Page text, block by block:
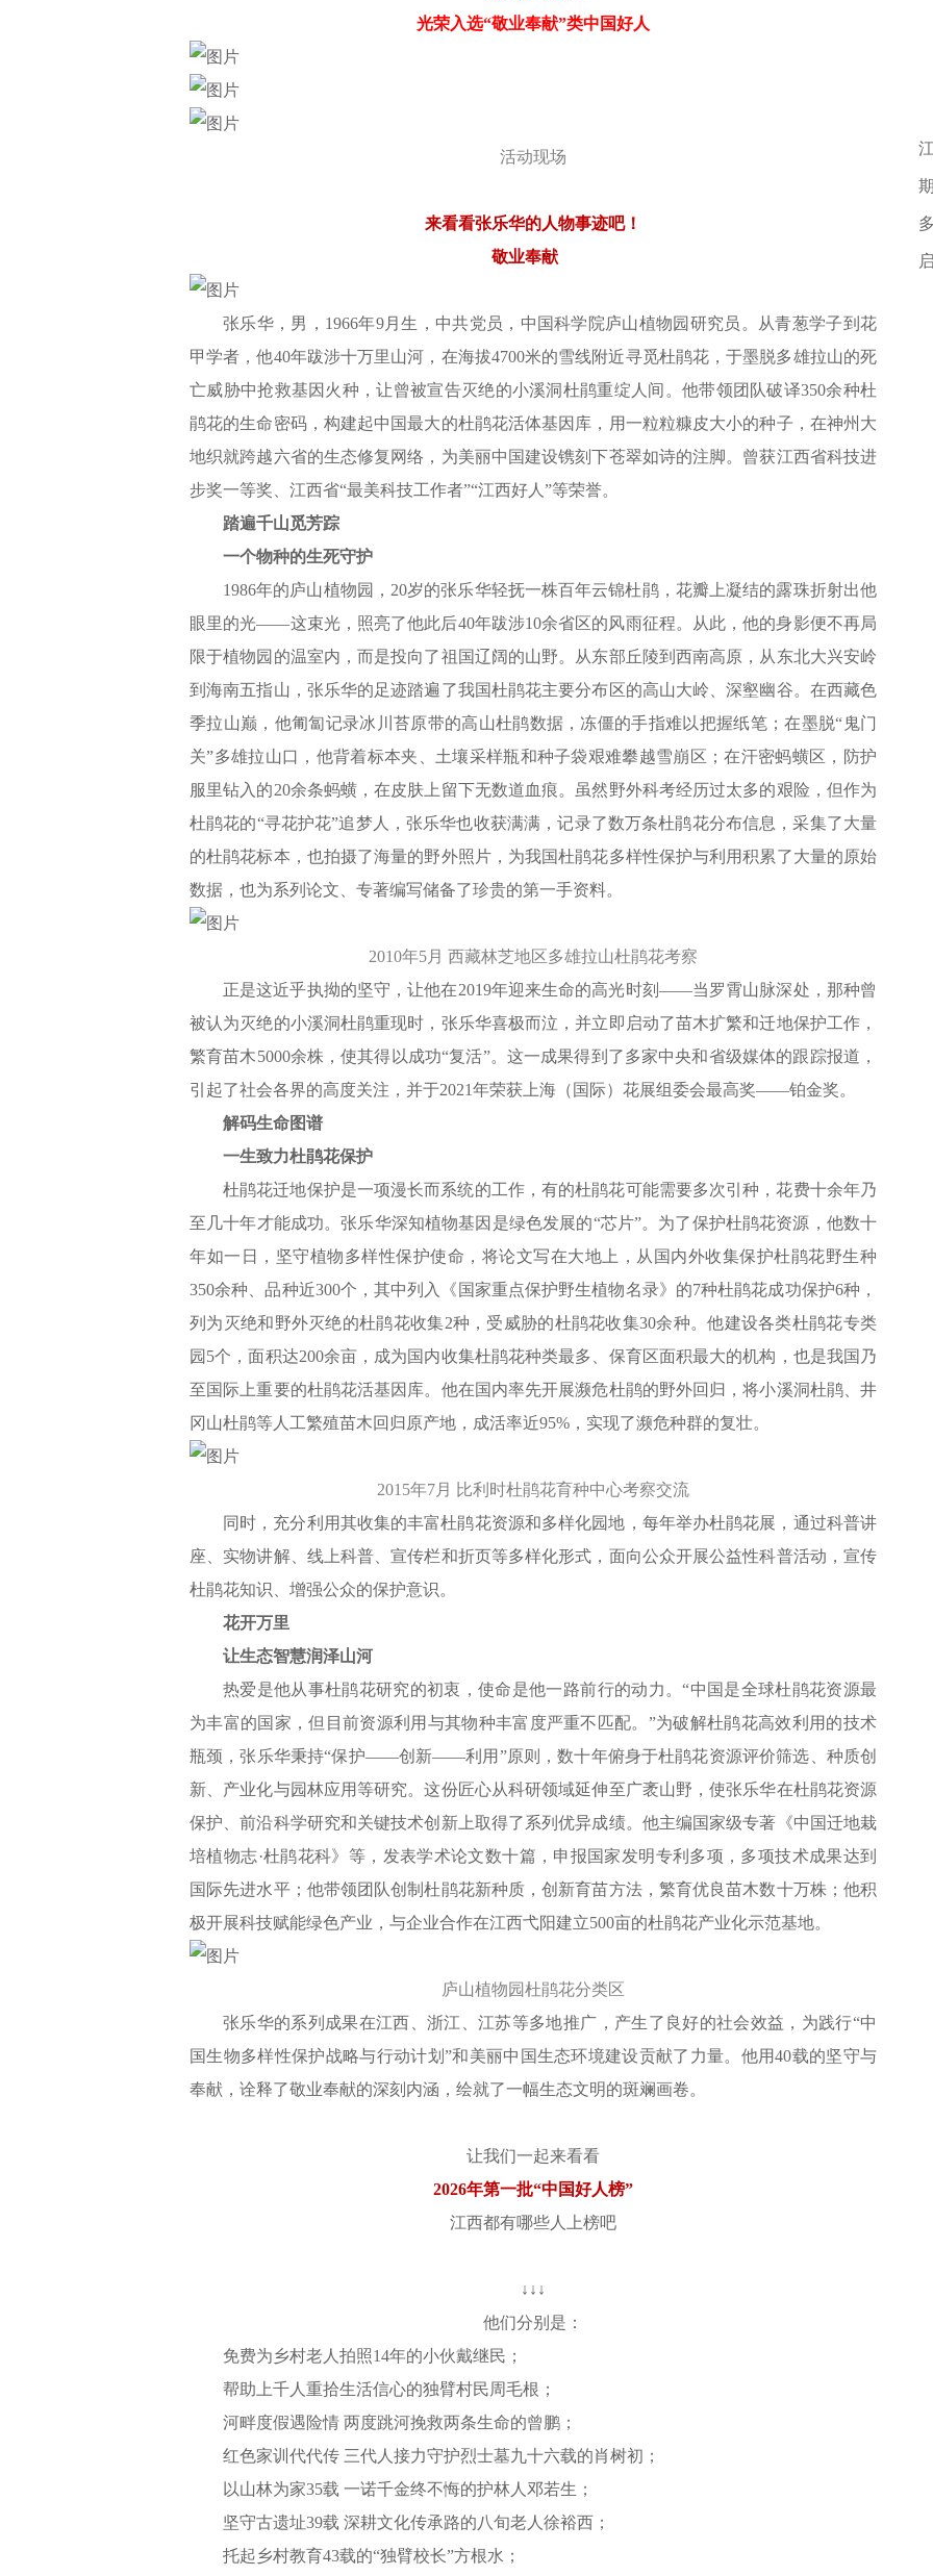
光荣入选“敬业奉献”类中国好人
活动现场
来看看张乐华的人物事迹吧！
敬业奉献
张乐华，男，1966年9月生，中共党员，中国科学院庐山植物园研究员。从青葱学子到花
甲学者，他40年跋涉十万里山河，在海拔4700米的雪线附近寻觅杜鹃花，于墨脱多雄拉山的死
亡威胁中抢救基因火种，让曾被宣告灭绝的小溪洞杜鹃重绽人间。他带领团队破译350余种杜
鹃花的生命密码，构建起中国最大的杜鹃花活体基因库，用一粒粒糠皮大小的种子，在神州大
地织就跨越六省的生态修复网络，为美丽中国建设镌刻下苍翠如诗的注脚。曾获江西省科技进
步奖一等奖、江西省“最美科技工作者”“江西好人”等荣誉。
踏遍千山觅芳踪
一个物种的生死守护
1986年的庐山植物园，20岁的张乐华轻抚一株百年云锦杜鹃，花瓣上凝结的露珠折射出他
眼里的光——这束光，照亮了他此后40年跋涉10余省区的风雨征程。从此，他的身影便不再局
限于植物园的温室内，而是投向了祖国辽阔的山野。从东部丘陵到西南高原，从东北大兴安岭
到海南五指山，张乐华的足迹踏遍了我国杜鹃花主要分布区的高山大岭、深壑幽谷。在西藏色
季拉山巅，他匍匐记录冰川苔原带的高山杜鹃数据，冻僵的手指难以把握纸笔；在墨脱“鬼门
关”多雄拉山口，他背着标本夹、土壤采样瓶和种子袋艰难攀越雪崩区；在汗密蚂蟥区，防护
服里钻入的20余条蚂蟥，在皮肤上留下无数道血痕。虽然野外科考经历过太多的艰险，但作为
杜鹃花的“寻花护花”追梦人，张乐华也收获满满，记录了数万条杜鹃花分布信息，采集了大量
的杜鹃花标本，也拍摄了海量的野外照片，为我国杜鹃花多样性保护与利用积累了大量的原始
数据，也为系列论文、专著编写储备了珍贵的第一手资料。
2010年5月 西藏林芝地区多雄拉山杜鹃花考察
正是这近乎执拗的坚守，让他在2019年迎来生命的高光时刻——当罗霄山脉深处，那种曾
被认为灭绝的小溪洞杜鹃重现时，张乐华喜极而泣，并立即启动了苗木扩繁和迁地保护工作，
繁育苗木5000余株，使其得以成功“复活”。这一成果得到了多家中央和省级媒体的跟踪报道，
引起了社会各界的高度关注，并于2021年荣获上海（国际）花展组委会最高奖——铂金奖。
解码生命图谱
一生致力杜鹃花保护
杜鹃花迁地保护是一项漫长而系统的工作，有的杜鹃花可能需要多次引种，花费十余年乃
至几十年才能成功。张乐华深知植物基因是绿色发展的“芯片”。为了保护杜鹃花资源，他数十
年如一日，坚守植物多样性保护使命，将论文写在大地上，从国内外收集保护杜鹃花野生种
350余种、品种近300个，其中列入《国家重点保护野生植物名录》的7种杜鹃花成功保护6种，
列为灭绝和野外灭绝的杜鹃花收集2种，受威胁的杜鹃花收集30余种。他建设各类杜鹃花专类
园5个，面积达200余亩，成为国内收集杜鹃花种类最多、保育区面积最大的机构，也是我国乃
至国际上重要的杜鹃花活基因库。他在国内率先开展濒危杜鹃的野外回归，将小溪洞杜鹃、井
冈山杜鹃等人工繁殖苗木回归原产地，成活率近95%，实现了濒危种群的复壮。
2015年7月 比利时杜鹃花育种中心考察交流
同时，充分利用其收集的丰富杜鹃花资源和多样化园地，每年举办杜鹃花展，通过科普讲
座、实物讲解、线上科普、宣传栏和折页等多样化形式，面向公众开展公益性科普活动，宣传
杜鹃花知识、增强公众的保护意识。
花开万里
让生态智慧润泽山河
热爱是他从事杜鹃花研究的初衷，使命是他一路前行的动力。“中国是全球杜鹃花资源最
为丰富的国家，但目前资源利用与其物种丰富度严重不匹配。”为破解杜鹃花高效利用的技术
瓶颈，张乐华秉持“保护——创新——利用”原则，数十年俯身于杜鹃花资源评价筛选、种质创
新、产业化与园林应用等研究。这份匠心从科研领域延伸至广袤山野，使张乐华在杜鹃花资源
保护、前沿科学研究和关键技术创新上取得了系列优异成绩。他主编国家级专著《中国迁地栽
培植物志·杜鹃花科》等，发表学术论文数十篇，申报国家发明专利多项，多项技术成果达到
国际先进水平；他带领团队创制杜鹃花新种质，创新育苗方法，繁育优良苗木数十万株；他积
极开展科技赋能绿色产业，与企业合作在江西弋阳建立500亩的杜鹃花产业化示范基地。
庐山植物园杜鹃花分类区
张乐华的系列成果在江西、浙江、江苏等多地推广，产生了良好的社会效益，为践行“中
国生物多样性保护战略与行动计划”和美丽中国生态环境建设贡献了力量。他用40载的坚守与
奉献，诠释了敬业奉献的深刻内涵，绘就了一幅生态文明的斑斓画卷。
让我们一起来看看
2026年第一批“中国好人榜”
江西都有哪些人上榜吧
↓↓↓
他们分别是：
免费为乡村老人拍照14年的小伙戴继民；
帮助上千人重拾生活信心的独臂村民周毛根；
河畔度假遇险情 两度跳河挽救两条生命的曾鹏；
红色家训代代传 三代人接力守护烈士墓九十六载的肖树初；
以山林为家35载 一诺千金终不悔的护林人邓若生；
坚守古遗址39载 深耕文化传承路的八旬老人徐裕西；
托起乡村教育43载的“独臂校长”方根水；
题